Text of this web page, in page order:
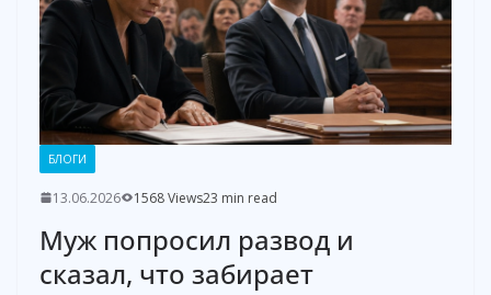
БЛОГИ
13.06.2026 1568 Views23 min read
Муж попросил развод и
сказал, что забирает